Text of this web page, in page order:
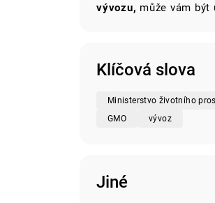
vývozu, může vám být
Klíčová slova
Ministerstvo životního
GMO
vývoz
Jiné